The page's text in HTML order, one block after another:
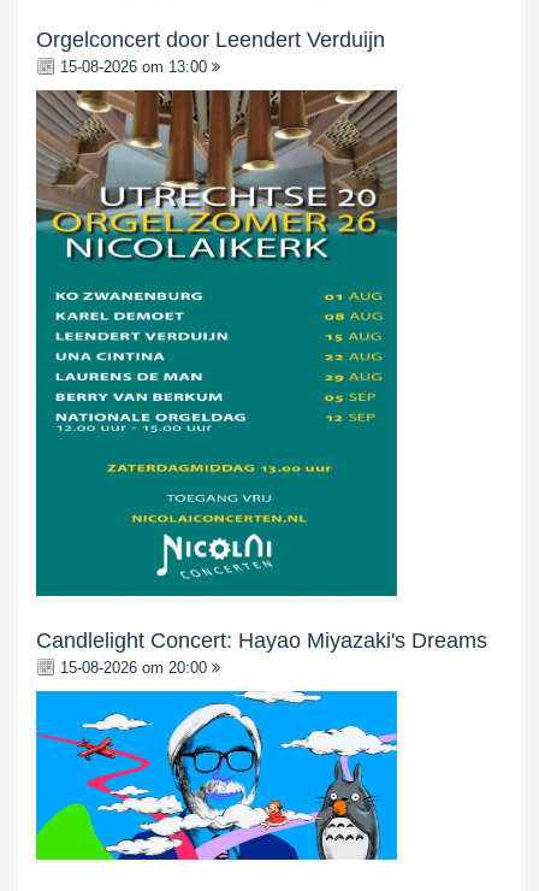
Orgelconcert door Leendert Verduijn
15-08-2026 om 13:00
Candlelight Concert: Hayao Miyazaki's Dreams
15-08-2026 om 20:00